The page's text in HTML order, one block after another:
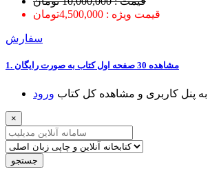
قیمت ویژه : 4,500,000تومان
سفارش
1. ﻣﺸﺎﻫﺪﻩ 30 ﺻﻔﺤﻪ اﻭﻝ ﮐﺘﺎﺏ ﺑﻪ ﺻﻮﺭﺕ ﺭاﯾﮕﺎﻥ
ﺑﻪ ﭘﻨﻞ ﮐﺎﺭﺑﺮﯼ ﻭ ﻣﺸﺎﻫﺪﻩ ﮐﻞ ﮐﺘﺎﺏ ﻭﺭﻭﺩ
×
جستجو